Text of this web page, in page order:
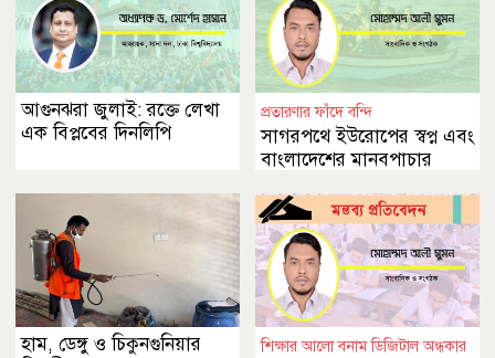
আগুনঝরা জুলাই: রক্তে লেখা
এক বিপ্লবের দিনলিপি
প্রতারণার ফাঁদে বন্দি
সাগরপথে ইউরোপের স্বপ্ন এবং
বাংলাদেশের মানবপাচার
হাম, ডেঙ্গু ও চিকুনগুনিয়ার
শিক্ষার আলো বনাম ডিজিটাল অন্ধকার